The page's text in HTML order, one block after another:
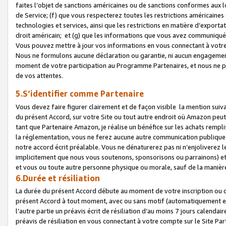
faites l’objet de sanctions américaines ou de sanctions conformes
de Service; (f) que vous respecterez toutes les restrictions
technologies et services, ainsi que les restrictions en matière
droit américain; et (g) que les informations que vous avez
Vous pouvez mettre à jour vos informations en vous connectant à
Nous ne formulons aucune déclaration ou garantie, ni aucun
moment de votre participation au Programme Partenaires, et nous
de vos attentes.
5.S’identifier comme Partenaire
Vous devez faire figurer clairement et de façon visible la mention
du présent Accord, sur votre Site ou tout autre endroit où Amazon
tant que Partenaire Amazon, je réalise un bénéfice sur les achats
la réglementation, vous ne ferez aucune autre communication
notre accord écrit préalable. Vous ne dénaturerez pas ni
implicitement que nous vous soutenons, sponsorisons ou parrainons)
et vous ou toute autre personne physique ou morale, sauf de la
6.Durée et résiliation
La durée du présent Accord débute au moment de votre inscription
présent Accord à tout moment, avec ou sans motif (automatiquement
l’autre partie un préavis écrit de résiliation d’au moins 7 jours
préavis de résiliation en vous connectant à votre compte sur le Site